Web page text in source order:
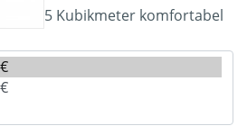
5 Kubikmeter komfortabel